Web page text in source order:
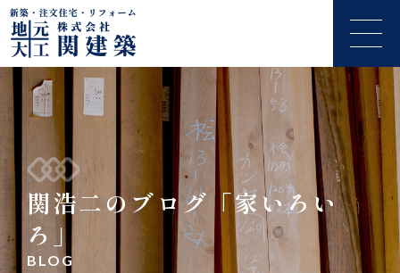
関浩二のブログ「家いろい
ろ」
BLOG